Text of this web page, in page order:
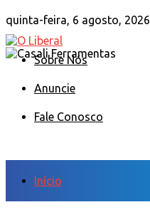
quinta-feira, 6 agosto, 2026
Sobre Nós
Anuncie
Fale Conosco
Início